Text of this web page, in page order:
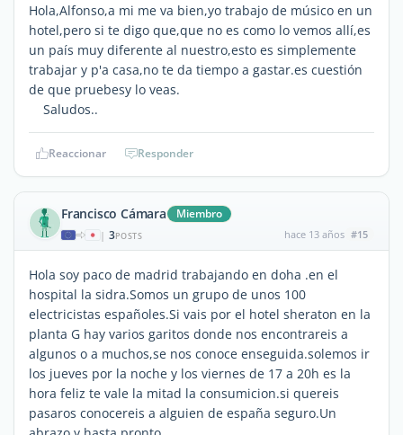
Hola,Alfonso,a mi me va bien,yo trabajo de músico en un
hotel,pero si te digo que,que no es como lo vemos allí,es
un país muy diferente al nuestro,esto es simplemente
trabajar y p'a casa,no te da tiempo a gastar.es cuestión
de que pruebesy lo veas.
Saludos..
Reaccionar Responder
Francisco Cámara Miembro
| 3POSTS hace 13 años #15
Hola soy paco de madrid trabajando en doha .en el
hospital la sidra.Somos un grupo de unos 100
electricistas españoles.Si vais por el hotel sheraton en la
planta G hay varios garitos donde nos encontrareis a
algunos o a muchos,se nos conoce enseguida.solemos ir
los jueves por la noche y los viernes de 17 a 20h es la
hora feliz te vale la mitad la consumicion.si quereis
pasaros conocereis a alguien de españa seguro.Un